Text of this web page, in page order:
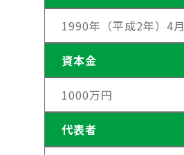
1990年（平成2年）4月
資本金
1000万円
代表者